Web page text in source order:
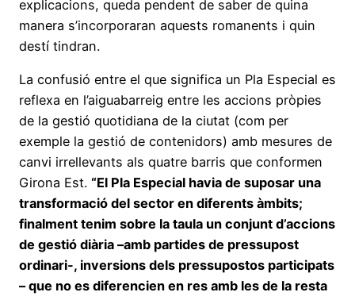
explicacions, queda pendent de saber de quina
manera s’incorporaran aquests romanents i quin
destí tindran.
La confusió entre el que significa un Pla Especial es
reflexa en l’aiguabarreig entre les accions pròpies
de la gestió quotidiana de la ciutat (com per
exemple la gestió de contenidors) amb mesures de
canvi irrellevants als quatre barris que conformen
Girona Est. “El Pla Especial havia de suposar una
transformació del sector en diferents àmbits;
finalment tenim sobre la taula un conjunt d’accions
de gestió diària –amb partides de pressupost
ordinari-, inversions dels pressupostos participats
– que no es diferencien en res amb les de la resta